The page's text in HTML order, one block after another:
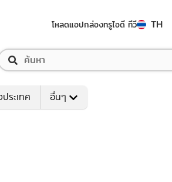
โหลดแอปกล่องทรูไอดี ทีวี TH
ระเทศ อื่นๆ